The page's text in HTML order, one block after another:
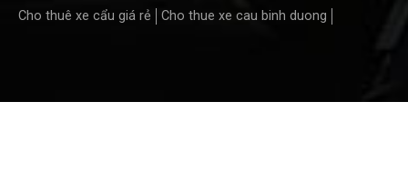
Cho thuê xe cẩu giá rẻ
Cho thue xe cau binh duong